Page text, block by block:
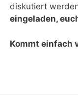
diskutiert
eingeladen,
Kommt einfach